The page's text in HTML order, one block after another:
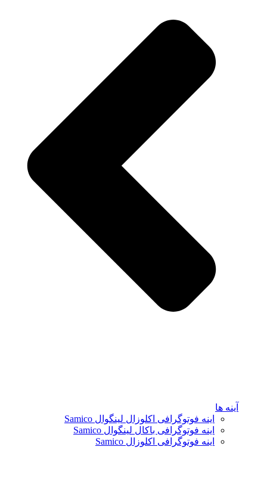
آینه ها
اینه فوتوگرافی اکلوزال لینگوال Samico
اینه فوتوگرافی باکال لینگوال Samico
اینه فوتوگرافی اکلوزال Samico